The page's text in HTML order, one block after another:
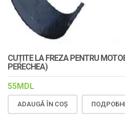
CUȚITE LA FREZA PENTRU
PERECHEA)
55MDL
ADAUGĂ ÎN COȘ